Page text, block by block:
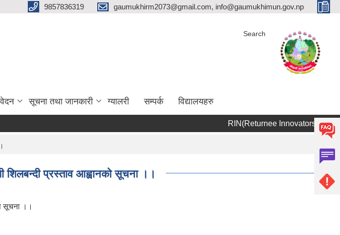
9857836319 gaumukhirm2073@gmail.com, info@gaumukhimun.gov.np
Search
सूचना तथा जानकारी ग्यालरी सम्पर्क विद्यालयहरु
प्रस्ताव आह्वानको सूचना ।।
सूचना ।।